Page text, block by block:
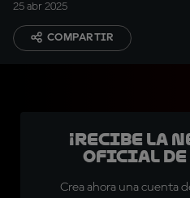
25 abr 2025
COMPARTIR
¡Recibe la
oficial de
Crea ahora una cuenta